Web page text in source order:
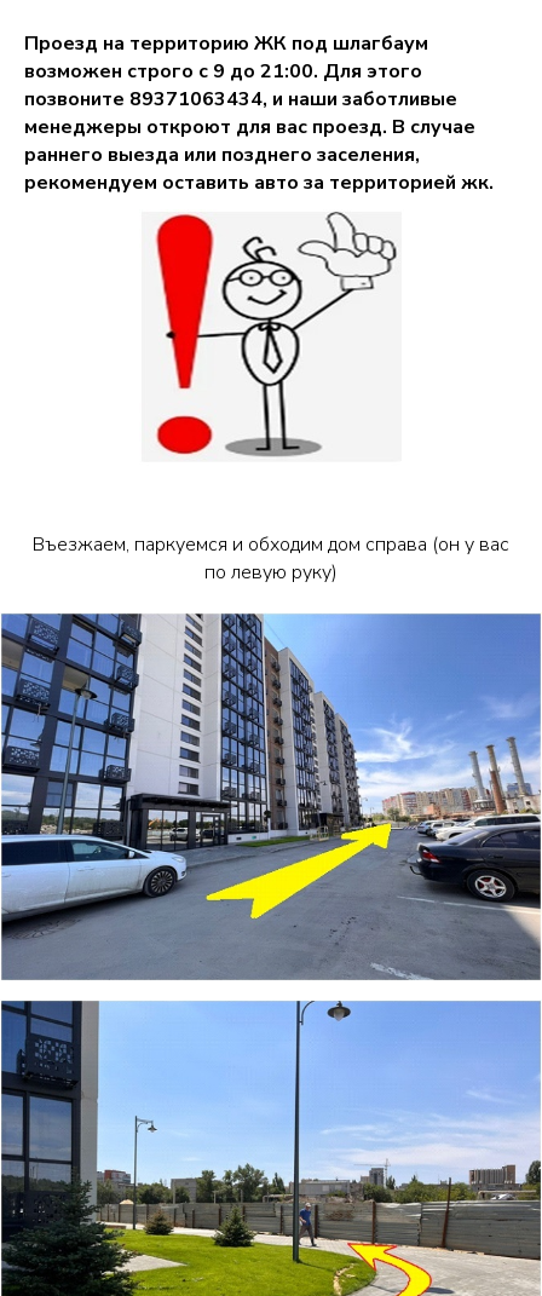
Проезд на территорию ЖК под шлагбаум
возможен строго с 9 до 21:00. Для этого
позвоните 89371063434, и наши заботливые
менеджеры откроют для вас проезд. В случае
раннего выезда или позднего заселения,
рекомендуем оставить авто за территорией жк.
Въезжаем, паркуемся и обходим дом справа (он у вас
по левую руку)